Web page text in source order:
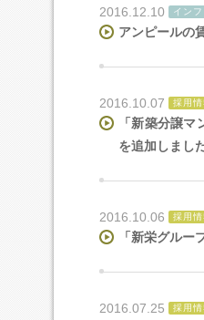
2016.12.10 イン
アンピールの
2016.10.07 採用情
「新築分譲
を追加しました
2016.10.06 採用情
「新栄グルー
2016.07.25 採用情